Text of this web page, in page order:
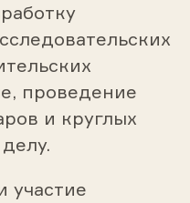
проведение
и круглых
участие